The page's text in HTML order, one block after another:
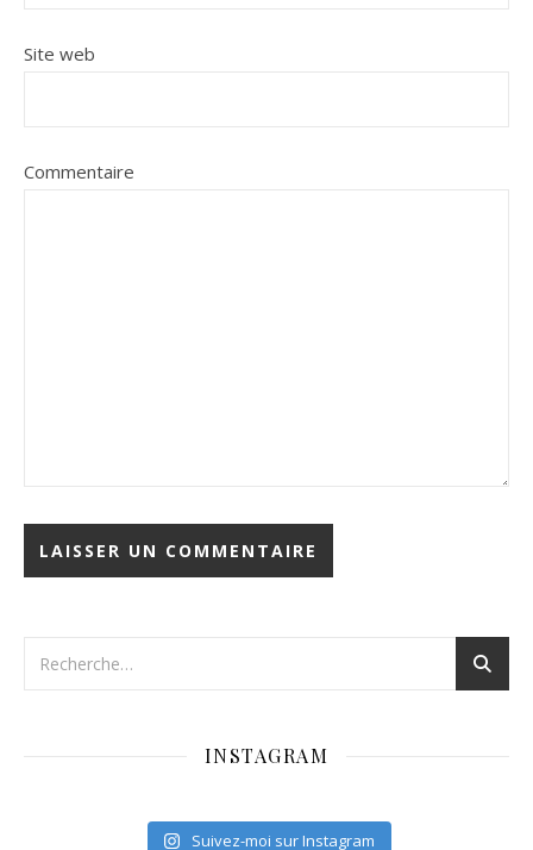
Site web
Commentaire
INSTAGRAM
Suivez-moi sur Instagram